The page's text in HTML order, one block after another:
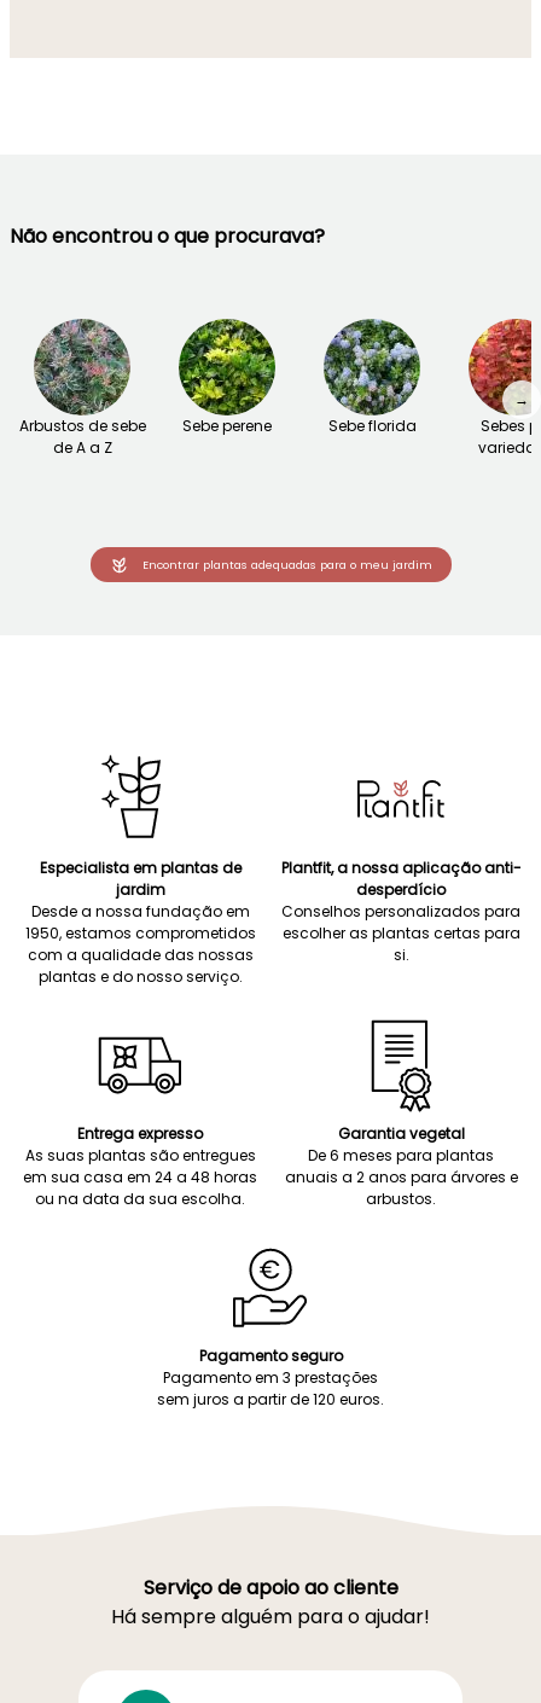
Não encontrou o que procurava?
Arbustos de sebe
de A a Z
Sebe perene Sebe florida
Sebes
→
Encontrar plantas adequadas para o meu jardim
Especialista em plantas de
jardim
Desde a nossa fundação em
1950, estamos comprometidos
com a qualidade das nossas
plantas e do nosso serviço.
Plantfit, a nossa aplicação anti-
desperdício
Conselhos personalizados para
escolher as plantas certas para
si.
Entrega expresso
As suas plantas são entregues
em sua casa em 24 a 48 horas
ou na data da sua escolha.
Garantia vegetal
De 6 meses para plantas
anuais a 2 anos para árvores e
arbustos.
Pagamento seguro
Pagamento em 3 prestações
sem juros a partir de 120 euros.
Serviço de apoio ao cliente
Há sempre alguém para o ajudar!